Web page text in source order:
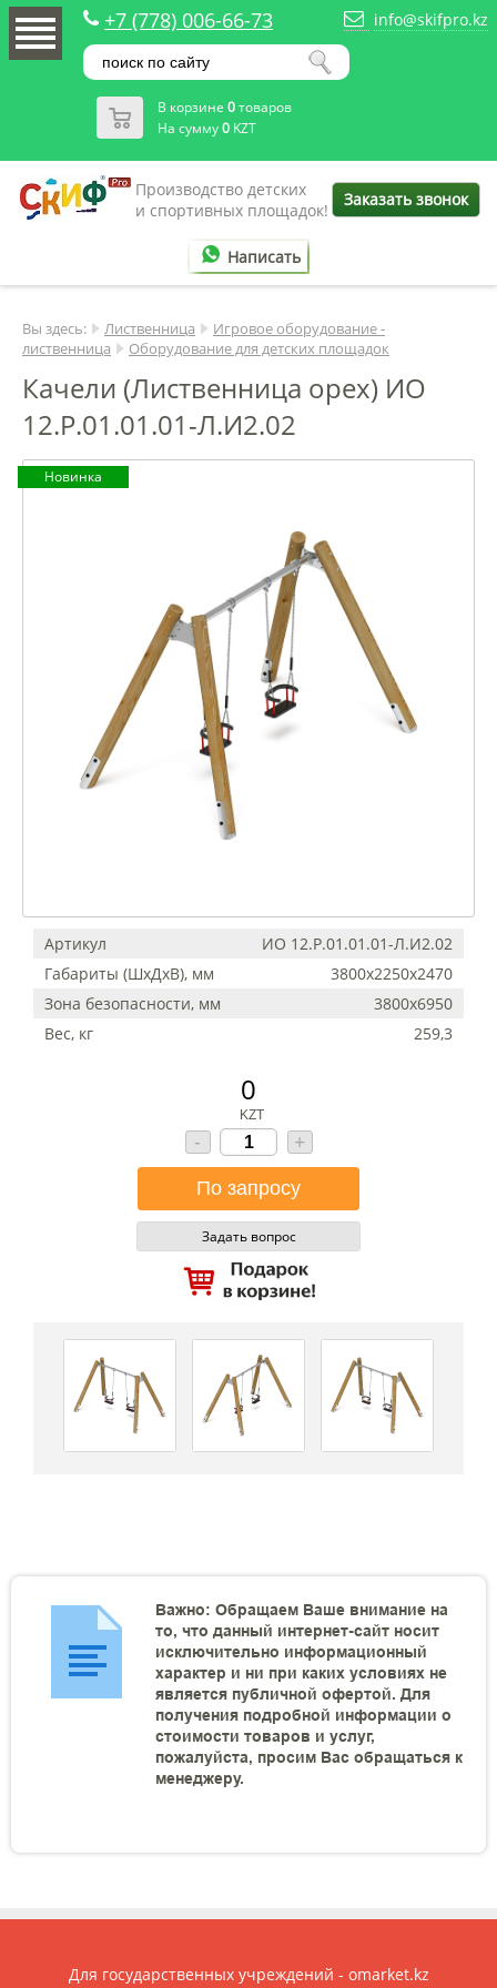
+7 (778) 006-66-73 info@skifpro.kz
В корзине 0товаров
На сумму0 KZT
Производство детских
и спортивных площадок!
Заказать звонок
Написать
Вы здесь: Лиственница
Игровое оборудование -
лиственница
Оборудование для детских площадок
Качели (Лиственница орех) ИО
12.Р.01.01.01-Л.И2.02
Новинка
Артикул
ИО 12.Р.01.01.01-Л.И2.02
Габариты (ШхДхВ), мм
3800х2250х2470
Зона безопасности, мм
3800х6950
Вес, кг
259,3
0
KZT
- +
Задать вопрос
Важно: Обращаем Ваше внимание на
то, что данный интернет-сайт носит
исключительно информационный
характер и ни при каких условиях не
является публичной офертой. Для
получения подробной информации о
стоимости товаров и услуг,
пожалуйста, просим Вас обращаться к
менеджеру.
Для государственных учреждений - omarket.kz